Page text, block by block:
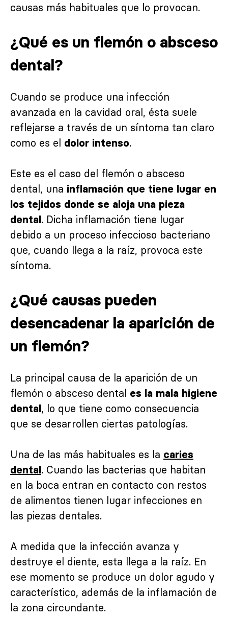
causas más habituales que lo provocan.
¿Qué es un flemón o absceso
dental?
Cuando se produce una infección
avanzada en la cavidad oral, ésta suele
reflejarse a través de un síntoma tan claro
como es el dolor intenso.
Este es el caso del flemón o absceso
dental, una inflamación que tiene lugar en
los tejidos donde se aloja una pieza
dental. Dicha inflamación tiene lugar
debido a un proceso infeccioso bacteriano
que, cuando llega a la raíz, provoca este
síntoma.
¿Qué causas pueden
desencadenar la aparición de
un flemón?
La principal causa de la aparición de un
flemón o absceso dental es la mala higiene
dental, lo que tiene como consecuencia
que se desarrollen ciertas patologías.
Una de las más habituales es la caries
dental. Cuando las bacterias que habitan
en la boca entran en contacto con restos
de alimentos tienen lugar infecciones en
las piezas dentales.
A medida que la infección avanza y
destruye el diente, esta llega a la raíz. En
ese momento se produce un dolor agudo y
característico, además de la inflamación de
la zona circundante.